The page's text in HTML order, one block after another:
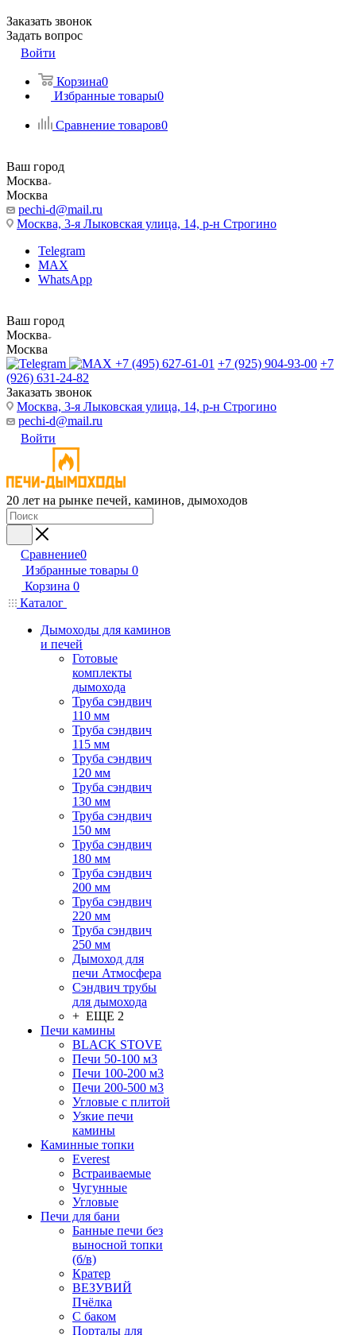
Заказать звонок
Задать вопрос
Войти
Корзина0
Избранные товары0
Сравнение товаров0
Ваш город
Москва
Москва
pechi-d@mail.ru
Москва, 3-я Лыковская улица, 14, р-н Строгино
Telegram
MAX
WhatsApp
Ваш город
Москва
Москва
+7 (495) 627-61-01 +7 (925) 904-93-00 +7
(926) 631-24-82
Заказать звонок
Москва, 3-я Лыковская улица, 14, р-н Строгино
pechi-d@mail.ru
Войти
20 лет на рынке печей, каминов, дымоходов
Сравнение0
Избранные товары 0
Корзина 0
Каталог
Дымоходы для каминов
и печей
Готовые
комплекты
дымохода
Труба сэндвич
110 мм
Труба сэндвич
115 мм
Труба сэндвич
120 мм
Труба сэндвич
130 мм
Труба сэндвич
150 мм
Труба сэндвич
180 мм
Труба сэндвич
200 мм
Труба сэндвич
220 мм
Труба сэндвич
250 мм
Дымоход для
печи Атмосфера
Сэндвич трубы
для дымохода
+ ЕЩЕ 2
Печи камины
BLACK STOVE
Печи 50-100 м3
Печи 100-200 м3
Печи 200-500 м3
Угловые с плитой
Узкие печи
камины
Каминные топки
Everest
Встраиваемые
Чугунные
Угловые
Печи для бани
Банные печи без
выносной топки
(б/в)
Кратер
ВЕЗУВИЙ
Пчёлка
С баком
Порталы для